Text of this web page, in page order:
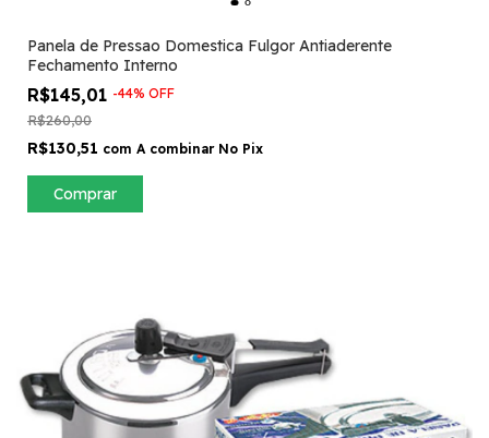
Panela de Pressao Domestica Fulgor Antiaderente
Fechamento Interno
R$145,01 -44% OFF
R$260,00
R$130,51 com A combinar No Pix
Comprar